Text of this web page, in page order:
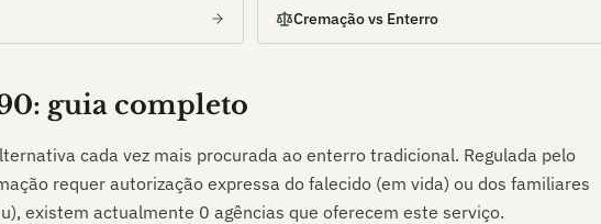
Cremação vs Enterro
: guia completo
cada vez mais procurada ao enterro tradicional. Regulada pelo
requer autorização expressa do falecido (em vida) ou dos familiares
, existem actualmente 0 agências que oferecem este serviço.